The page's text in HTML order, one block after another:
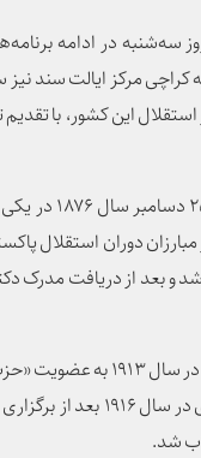
سه‌شنبه در ادامه
مرکز ایالت سند نیز
این کشور، با
محمدعلی جناح
دوران استقلال
شد و بعد از دریافت
جناح در سال ۱۸۹۶ به کنگره
مسلمانان هند تشکیل شده
شد.